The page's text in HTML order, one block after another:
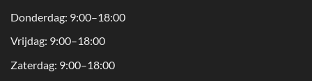
Donderdag: 9:00–18:00
Vrijdag: 9:00–18:00
Zaterdag: 9:00–18:00